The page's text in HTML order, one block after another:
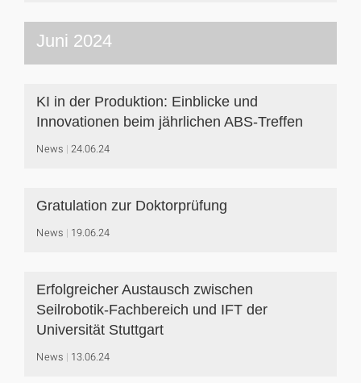
Juni 2024
KI in der Produktion: Einblicke und
Innovationen beim jährlichen ABS-Treffen
News 24.06.24
Gratulation zur Doktorprüfung
News 19.06.24
Erfolgreicher Austausch zwischen
Seilrobotik-Fachbereich und IFT der
Universität Stuttgart
News 13.06.24